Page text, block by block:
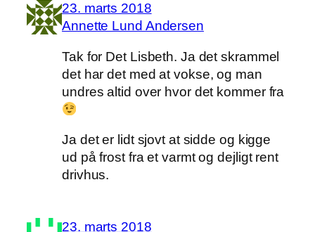
23. marts 2018
Annette Lund Andersen
Tak for Det Lisbeth. Ja det skrammel
det har det med at vokse, og man
undres altid over hvor det kommer fra
Ja det er lidt sjovt at sidde og kigge
ud på frost fra et varmt og dejligt rent
drivhus.
23. marts 2018